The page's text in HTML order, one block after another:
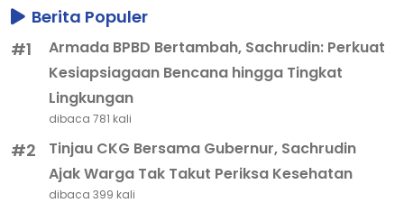
Berita Populer
#1
Armada BPBD Bertambah, Sachrudin: Perkuat
Kesiapsiagaan Bencana hingga Tingkat
Lingkungan
dibaca 781 kali
#2
Tinjau CKG Bersama Gubernur, Sachrudin
Ajak Warga Tak Takut Periksa Kesehatan
dibaca 399 kali